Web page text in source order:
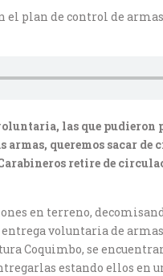
el plan de control de
las que pudieron
armas, queremos sacar
retire de
en terreno,
voluntaria de
Coquimbo, se
estando ellos en